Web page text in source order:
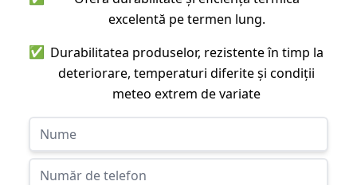
excelentă pe termen lung.
✅ Durabilitatea produselor, rezistente în timp la
deteriorare, temperaturi diferite și condiții
meteo extrem de variate